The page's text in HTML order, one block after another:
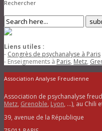
Rechercher
Liens utiles :
- Congrès de psychanalyse à Paris
- Enseignements à Paris, Metz,
Association Analyse Freudienne
Association de psychanalyse
Metz, Grenoble, Lyon, …), au Chili
39, avenue de la République